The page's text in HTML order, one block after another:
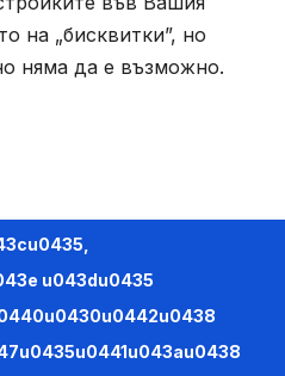
на „бисквитки”, но
няма да е възможно.
u043du0435